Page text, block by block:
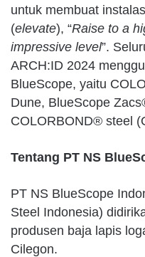
untuk membuat
(elevate), “Raise to a
impressive level”.
ARCH:ID 2024
BlueScope, yaitu
Dune, BlueScope
COLORBOND® steel
Tentang PT NS
PT NS BlueScope
Steel Indonesia)
produsen baja lapis
Cilegon.